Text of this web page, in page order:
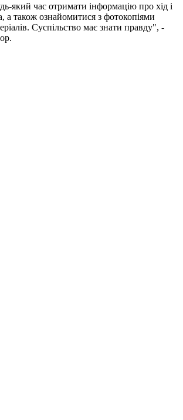
який час отримати інформацію про хід і
а також ознайомитися з фотокопіями
Суспільство має знати правду", -